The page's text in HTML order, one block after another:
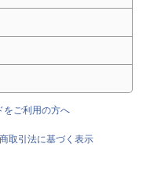
をご利用の方へ
商取引法に基づく表示